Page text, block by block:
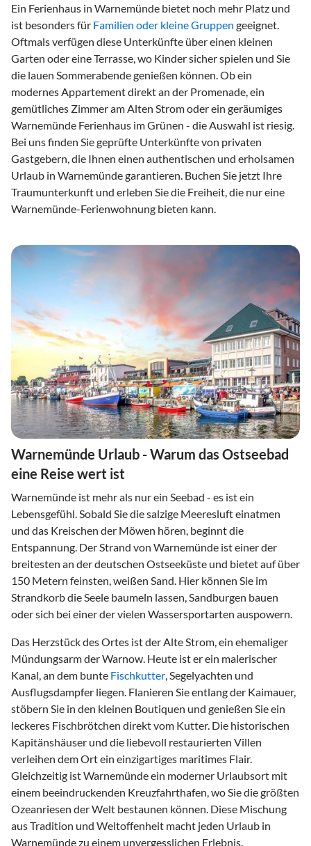
Ein Ferienhaus in Warnemünde bietet noch mehr Platz und
ist besonders für Familien oder kleine Gruppen geeignet.
Oftmals verfügen diese Unterkünfte über einen kleinen
Garten oder eine Terrasse, wo Kinder sicher spielen und Sie
die lauen Sommerabende genießen können. Ob ein
modernes Appartement direkt an der Promenade, ein
gemütliches Zimmer am Alten Strom oder ein geräumiges
Warnemünde Ferienhaus im Grünen - die Auswahl ist riesig.
Bei uns finden Sie geprüfte Unterkünfte von privaten
Gastgebern, die Ihnen einen authentischen und erholsamen
Urlaub in Warnemünde garantieren. Buchen Sie jetzt Ihre
Traumunterkunft und erleben Sie die Freiheit, die nur eine
Warnemünde-Ferienwohnung bieten kann.
Warnemünde Urlaub - Warum das Ostseebad
eine Reise wert ist
Warnemünde ist mehr als nur ein Seebad - es ist ein
Lebensgefühl. Sobald Sie die salzige Meeresluft einatmen
und das Kreischen der Möwen hören, beginnt die
Entspannung. Der Strand von Warnemünde ist einer der
breitesten an der deutschen Ostseeküste und bietet auf über
150 Metern feinsten, weißen Sand. Hier können Sie im
Strandkorb die Seele baumeln lassen, Sandburgen bauen
oder sich bei einer der vielen Wassersportarten auspowern.
Das Herzstück des Ortes ist der Alte Strom, ein ehemaliger
Mündungsarm der Warnow. Heute ist er ein malerischer
Kanal, an dem bunte Fischkutter , Segelyachten und
Ausflugsdampfer liegen. Flanieren Sie entlang der Kaimauer,
stöbern Sie in den kleinen Boutiquen und genießen Sie ein
leckeres Fischbrötchen direkt vom Kutter. Die historischen
Kapitänshäuser und die liebevoll restaurierten Villen
verleihen dem Ort ein einzigartiges maritimes Flair.
Gleichzeitig ist Warnemünde ein moderner Urlaubsort mit
einem beeindruckenden Kreuzfahrthafen, wo Sie die größten
Ozeanriesen der Welt bestaunen können. Diese Mischung
aus Tradition und Weltoffenheit macht jeden Urlaub in
Warnemünde zu einem unvergesslichen Erlebnis.